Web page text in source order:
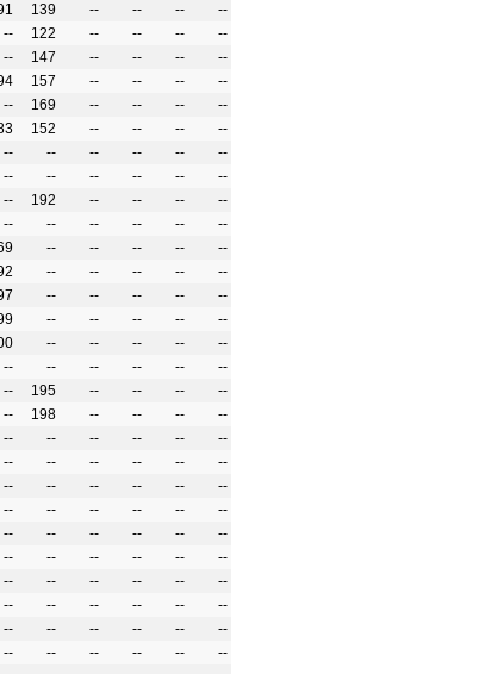
139 -- -- --
--
-- 122 -- -- --
--
-- 147 -- -- --
--
157 -- -- --
--
-- 169 -- -- --
--
152 -- -- --
--
-- -- -- -- --
--
-- -- -- -- --
--
-- 192 -- -- --
--
-- -- -- -- --
--
-- -- -- --
--
-- -- -- --
--
-- -- -- --
--
-- -- -- --
--
-- -- -- --
--
-- -- -- -- --
--
-- 195 -- -- --
--
-- 198 -- -- --
--
-- -- -- -- --
--
-- -- -- -- --
--
-- -- -- -- --
--
-- -- -- -- --
--
-- -- -- -- --
--
-- -- -- -- --
--
-- -- -- -- --
--
-- -- -- -- --
--
-- -- -- -- --
--
-- -- -- -- --
--